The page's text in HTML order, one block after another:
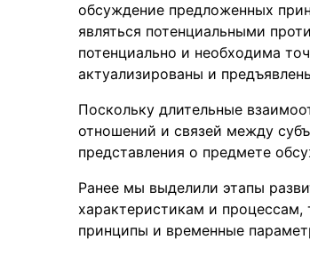
обсуждение предложенных
являться потенциальными
потенциально и необходима
актуализированы и
Поскольку длительные
отношений и связей между
представления о предмете
Ранее мы выделили этапы
характеристикам и
принципы и временные